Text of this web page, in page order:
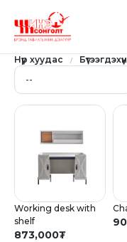
Нүүр хуудас Бүтээгдэхүүн
Working desk with
shelf
873,000₮